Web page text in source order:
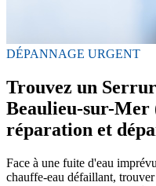
DÉPANNAGE URGENT
Trouvez un
Beaulieu-sur-Mer
réparation et
Face à une fuite d'eau
chauffe-eau défaillant,